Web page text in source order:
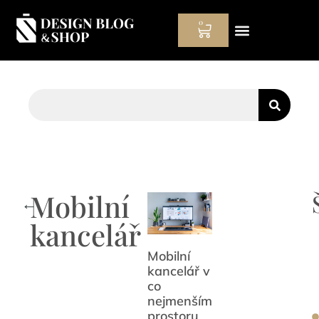
0
←Mobilní
kancelář
Mobilní
kancelář v
co
nejmenším
prostoru